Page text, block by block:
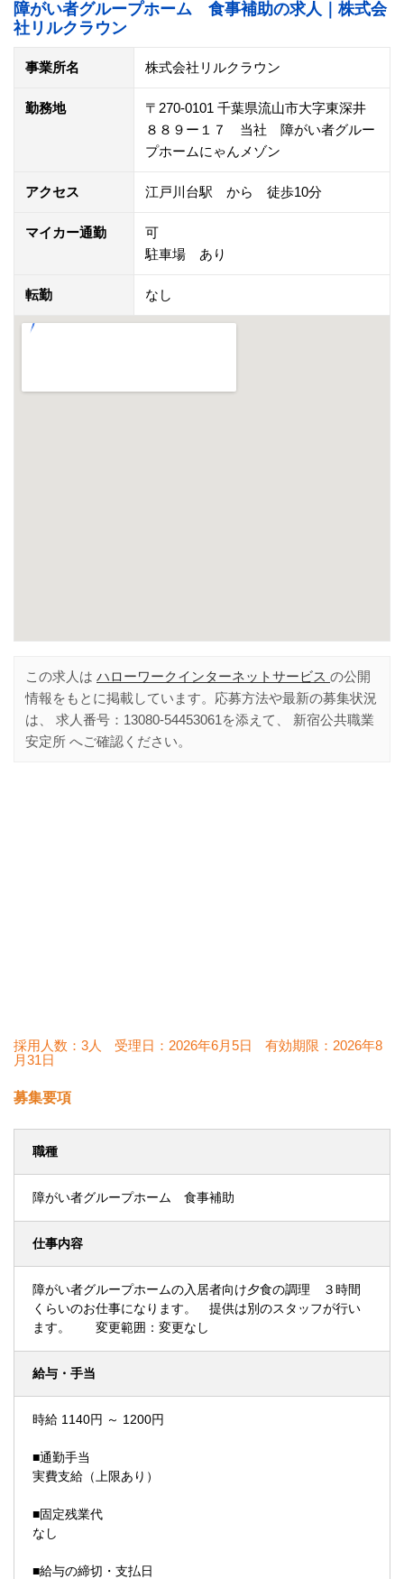
障がい者グループホーム 食事補助の求人｜株式会
社リルクラウン
事業所名 株式会社リルクラウン
勤務地
〒270-0101 千葉県流山市大字東深井
８８９ー１７ 当社 障がい者グルー
プホームにゃんメゾン
アクセス 江戸川台駅 から 徒歩10分
マイカー通勤
可
駐車場 あり
転勤 なし
この求人は ハローワークインターネットサービス の公開
情報をもとに掲載しています。応募方法や最新の募集状況
は、 求人番号： 13080-54453061 を添えて、 新宿公共職業
安定所 へご確認ください。
採用人数：3人 受理日： 2026年6月5日 有効期限： 2026年8
月31日
募集要項
職種
障がい者グループホーム 食事補助
仕事内容
障がい者グループホームの入居者向け夕食の調理 ３時間
くらいのお仕事になります。 提供は別のスタッフが行い
ます。 変更範囲：変更なし
給与・手当
時給 1140円 ～ 1200円
■通勤手当
実費支給（上限あり）
■固定残業代
なし
■給与の締切・支払日